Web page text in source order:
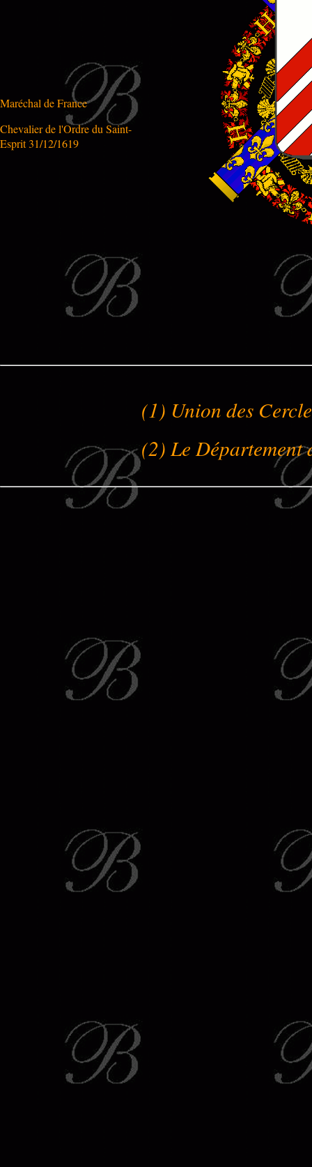
Maréchal de France
Chevalier de l'Ordre du Saint-
Esprit 31/12/1619
(1) Union des
(2) Le Département